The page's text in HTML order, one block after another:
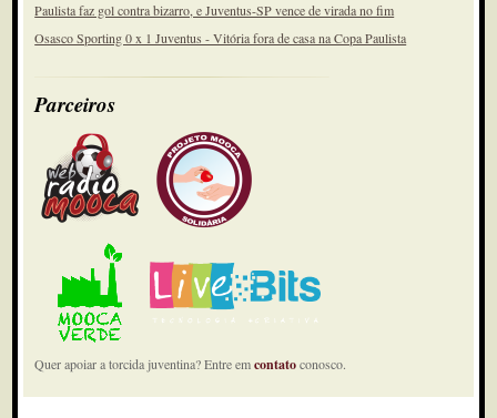
Paulista faz gol contra bizarro, e Juventus-SP vence de virada no fim
Osasco Sporting 0 x 1 Juventus - Vitória fora de casa na Copa Paulista
Parceiros
Quer apoiar a torcida juventina? Entre emcontatoconosco.